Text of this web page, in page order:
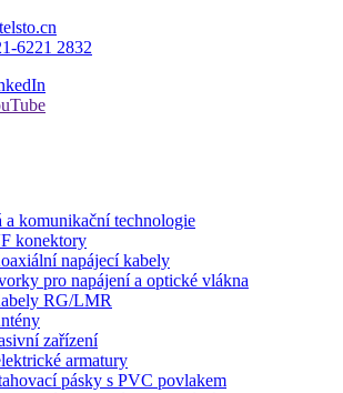
6221 2832
a komunikační technologie
konektory
napájecí kabely
pro napájení a optické vlákna
RG/LMR
zařízení
armatury
pásky s PVC povlakem